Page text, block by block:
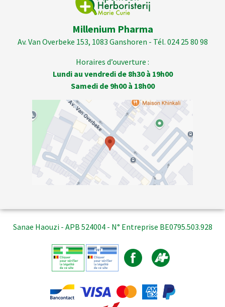
Millenium Pharma
Av. Van Overbeke 153, 1083 Ganshoren - Tél. 024 25 80 98
Horaires d’ouverture :
Lundi au vendredi de 8h30 à 19h00
Samedi de 9h00 à 18h00
Sanae Haouzi - APB 524004 - N° Entreprise BE0795.503.928